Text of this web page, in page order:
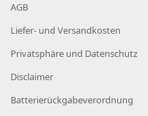
AGB
Liefer- und Versandkosten
Privatsphäre und Datenschutz
Disclaimer
Batterierückgabeverordnung